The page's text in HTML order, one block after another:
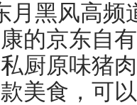
月黑风高频
的京东自
厨原味猪
美食，可